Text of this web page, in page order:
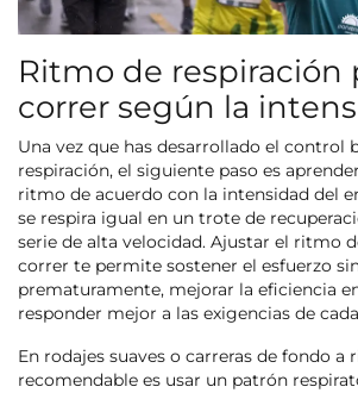
Ritmo de respiración
correr según la
Una vez que has desarrollado el control
respiración, el siguiente paso es
ritmo de acuerdo con la intensidad del
se respira igual en un trote de
serie de alta velocidad. Ajustar el ritmo
correr te permite sostener el esfuerzo
prematuramente, mejorar la eficiencia
responder mejor a las exigencias de
En rodajes suaves o carreras de fondo
recomendable es usar un patrón